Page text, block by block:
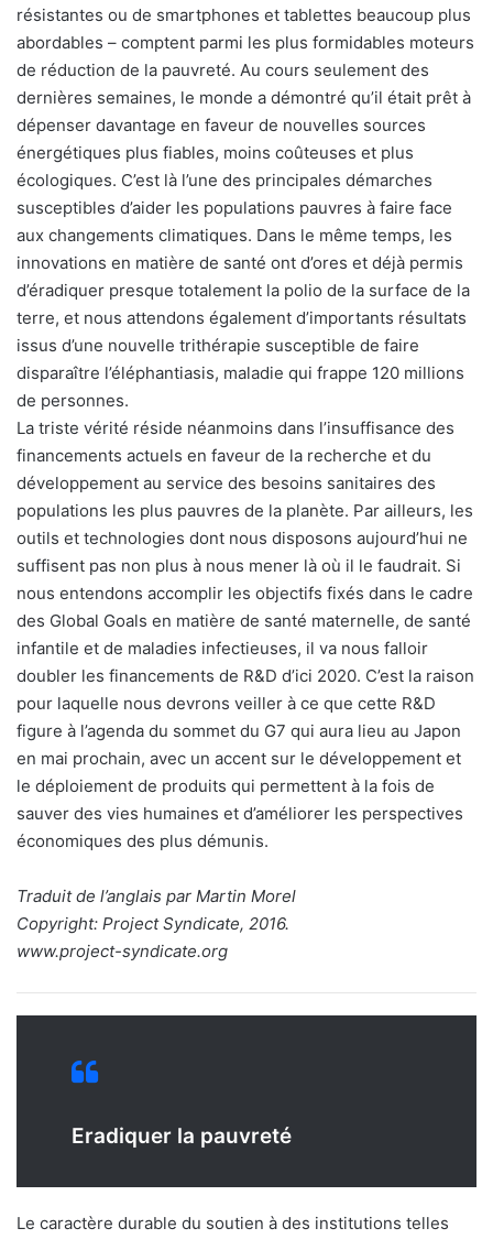
résistantes ou de smartphones et tablettes beaucoup plus
abordables – comptent parmi les plus formidables moteurs
de réduction de la pauvreté. Au cours seulement des
dernières semaines, le monde a démontré qu’il était prêt à
dépenser davantage en faveur de nouvelles sources
énergétiques plus fiables, moins coûteuses et plus
écologiques. C’est là l’une des principales démarches
susceptibles d’aider les populations pauvres à faire face
aux changements climatiques. Dans le même temps, les
innovations en matière de santé ont d’ores et déjà permis
d’éradiquer presque totalement la polio de la surface de la
terre, et nous attendons également d’importants résultats
issus d’une nouvelle trithérapie susceptible de faire
disparaître l’éléphantiasis, maladie qui frappe 120 millions
de personnes.
La triste vérité réside néanmoins dans l’insuffisance des
financements actuels en faveur de la recherche et du
développement au service des besoins sanitaires des
populations les plus pauvres de la planète. Par ailleurs, les
outils et technologies dont nous disposons aujourd’hui ne
suffisent pas non plus à nous mener là où il le faudrait. Si
nous entendons accomplir les objectifs fixés dans le cadre
des Global Goals en matière de santé maternelle, de santé
infantile et de maladies infectieuses, il va nous falloir
doubler les financements de R&D d’ici 2020. C’est la raison
pour laquelle nous devrons veiller à ce que cette R&D
figure à l’agenda du sommet du G7 qui aura lieu au Japon
en mai prochain, avec un accent sur le développement et
le déploiement de produits qui permettent à la fois de
sauver des vies humaines et d’améliorer les perspectives
économiques des plus démunis.
Traduit de l’anglais par Martin Morel
Copyright: Project Syndicate, 2016.
www.project-syndicate.org
Eradiquer la pauvreté
Le caractère durable du soutien à des institutions telles